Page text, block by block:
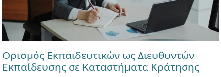
Ορισμός Εκπαιδευτικών ως Διευθυντών
Εκπαίδευσης σε Καταστήματα Κράτησης